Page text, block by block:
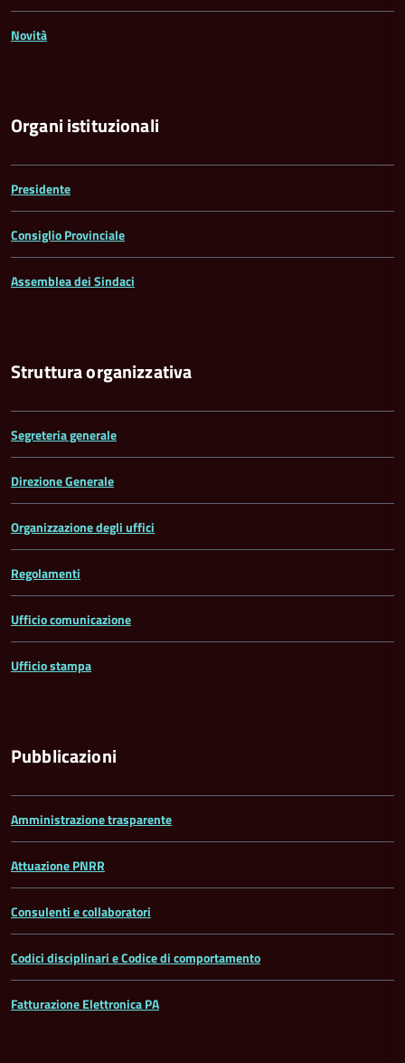
Novità
Organi istituzionali
Presidente
Consiglio Provinciale
Assemblea dei Sindaci
Struttura organizzativa
Segreteria generale
Direzione Generale
Organizzazione degli uffici
Regolamenti
Ufficio comunicazione
Ufficio stampa
Pubblicazioni
Amministrazione trasparente
Attuazione PNRR
Consulenti e collaboratori
Codici disciplinari e Codice di comportamento
Fatturazione Elettronica PA